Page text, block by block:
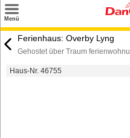
Menü
Suchen
Ferienhaus: Overby Lyng
Gehostet über Traum
Haus-Nr. 46755